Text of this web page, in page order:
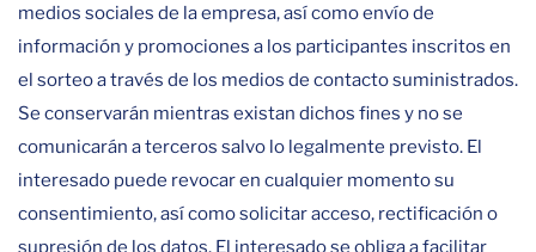
medios sociales de la empresa, así como envío de
información y promociones a los participantes inscritos en
el sorteo a través de los medios de contacto suministrados.
Se conservarán mientras existan dichos fines y no se
comunicarán a terceros salvo lo legalmente previsto. El
interesado puede revocar en cualquier momento su
consentimiento, así como solicitar acceso, rectificación o
supresión de los datos. El interesado se obliga a facilitar